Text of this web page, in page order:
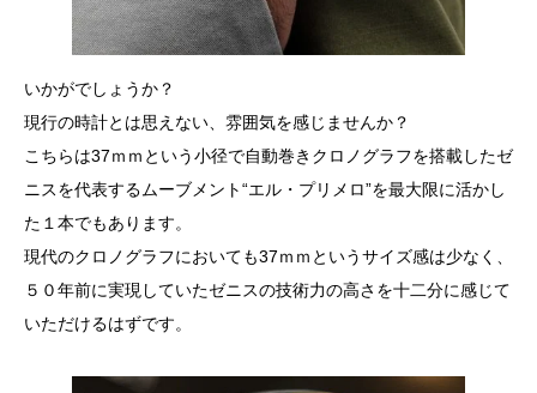
いかがでしょうか？
現行の時計とは思えない、雰囲気を感じませんか？
こちらは37ｍｍという小径で自動巻きクロノグラフを搭載したゼ
ニスを代表するムーブメント“エル・プリメロ”を最大限に活かし
た１本でもあります。
現代のクロノグラフにおいても37ｍｍというサイズ感は少なく、
５０年前に実現していたゼニスの技術力の高さを十二分に感じて
いただけるはずです。